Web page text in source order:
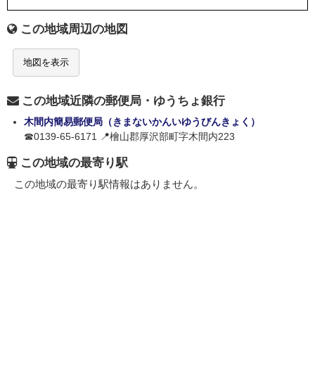
この地域周辺の地図
地図を表示
この地域近隣の郵便局・ゆうちょ銀行
木間内簡易郵便局（きまないかんいゆうびんきょく）
☎0139-65-6171 📍檜山郡厚沢部町字木間内223
この地域の最寄り駅
この地域の最寄り駅情報はありません。